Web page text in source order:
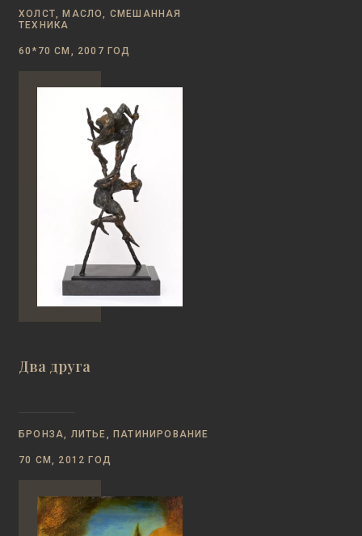
ХОЛСТ, МАСЛО, СМЕШАННАЯ
ТЕХНИКА
60*70 СМ, 2007 ГОД
Два друга
БРОНЗА, ЛИТЬЕ, ПАТИНИРОВАНИЕ
70 СМ, 2012 ГОД